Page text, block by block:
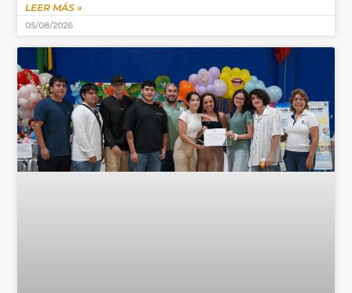
LEER MÁS »
05/08/2026